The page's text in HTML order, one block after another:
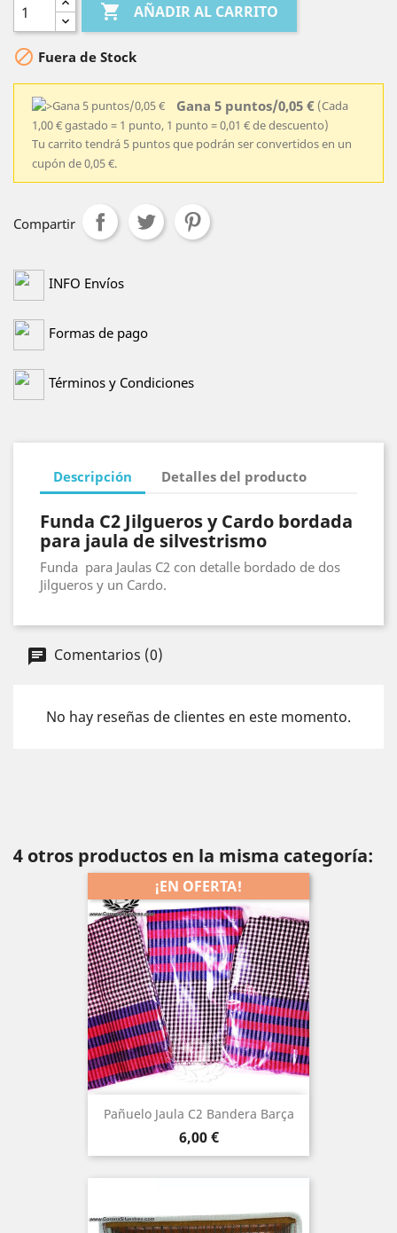
 AÑADIR AL CARRITO
 Fuera de Stock
Gana 5 puntos/0,05 € (Cada
1,00 € gastado = 1 punto, 1 punto = 0,01 € de descuento)
Tu carrito tendrá 5 puntos que podrán ser convertidos en un
cupón de 0,05 €.
Compartir
INFO Envíos
Formas de pago
Términos y Condiciones
Descripción Detalles del producto
Funda C2 Jilgueros y Cardo bordada
para jaula de silvestrismo
Funda para Jaulas C2 con detalle bordado de dos
Jilgueros y un Cardo.
Comentarios (0)
No hay reseñas de clientes en este momento.
4 otros productos en la misma categoría:
Pañuelo Jaula C2 Bandera Barça
Precio
6,00 €
¡EN OFERTA!